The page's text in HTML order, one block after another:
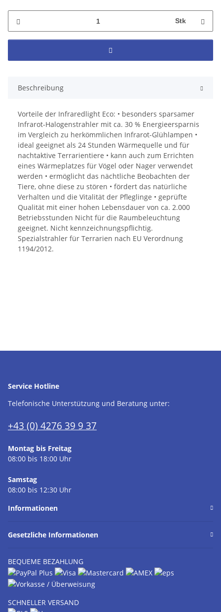
Stk
Beschreibung
Vorteile der Infraredlight Eco: • besonders sparsamer
Infrarot-Halogenstrahler mit ca. 30 % Energieersparnis
im Vergleich zu herkömmlichen Infrarot-Glühlampen •
ideal geeignet als 24 Stunden Wärmequelle und für
nachtaktive Terrarientiere • kann auch zum Errichten
eines Wärmeplatzes für Vögel oder Nager verwendet
werden • ermöglicht das nächtliche Beobachten der
Tiere, ohne diese zu stören • fördert das natürliche
Verhalten und die Vitalität der Pfleglinge • geprüfte
Qualität mit einer hohen Lebensdauer von ca. 2.000
Betriebsstunden Nicht für die Raumbeleuchtung
geeignet. Nicht kennzeichnungspflichtig.
Spezialstrahler für Terrarien nach EU Verordnung
1194/2012.
Service Hotline
Telefonische Unterstützung und Beratung unter:
+43 (0) 4276 39 9 37
Montag bis Freitag
08:00 bis 18:00 Uhr
Samstag
08:00 bis 12:30 Uhr
Informationen
Gesetzliche Informationen
BEQUEME BEZAHLUNG
SCHNELLER VERSAND